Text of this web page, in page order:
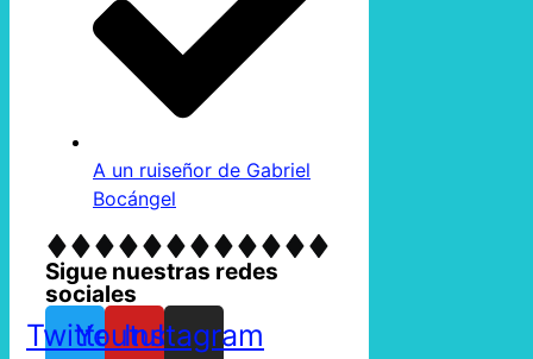
A un ruiseñor de Gabriel
Bocángel
Sigue nuestras redes
sociales
TwitterYoutube
Instagram